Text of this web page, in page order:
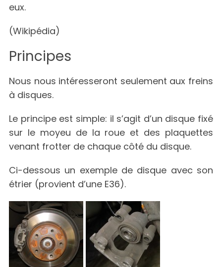
eux.
(Wikipédia)
Principes
Nous nous intéresseront seulement aux freins
à disques.
Le principe est simple: il s’agit d’un disque fixé
sur le moyeu de la roue et des plaquettes
venant frotter de chaque côté du disque.
Ci-dessous un exemple de disque avec son
étrier (provient d’une E36).